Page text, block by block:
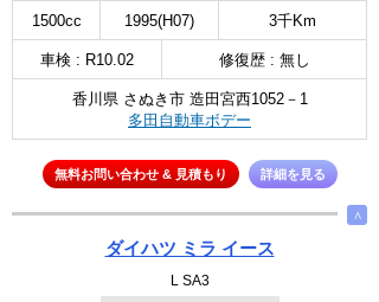
1500cc 1995(H07) 3千Km
車検 : R10.02 修復歴 : 無し
香川県 さぬき市 造田宮西1052－1
多田自動車ボデー
無料お問い合わせ & 見積もり 詳細を見る
∧
ダイハツ ミラ イース
L SA3